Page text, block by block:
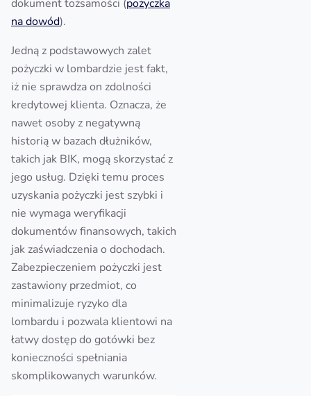
dokument tożsamości (pożyczka
na dowód).
Jedną z podstawowych zalet
pożyczki w lombardzie jest fakt,
iż nie sprawdza on zdolności
kredytowej klienta. Oznacza, że
nawet osoby z negatywną
historią w bazach dłużników,
takich jak BIK, mogą skorzystać z
jego usług. Dzięki temu proces
uzyskania pożyczki jest szybki i
nie wymaga weryfikacji
dokumentów finansowych, takich
jak zaświadczenia o dochodach.
Zabezpieczeniem pożyczki jest
zastawiony przedmiot, co
minimalizuje ryzyko dla
lombardu i pozwala klientowi na
łatwy dostęp do gotówki bez
konieczności spełniania
skomplikowanych warunków.